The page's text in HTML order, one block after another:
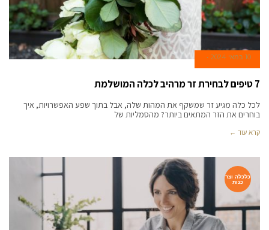
10 במאי 2024
7 טיפים לבחירת זר מרהיב לכלה המושלמת
לכל כלה מגיע זר שמשקף את המהות שלה, אבל בתוך שפע האפשרויות, איך
בוחרים את הזר המתאים ביותר? מהסמליות של
קרא עוד ←
כלכלה וצר
כנות